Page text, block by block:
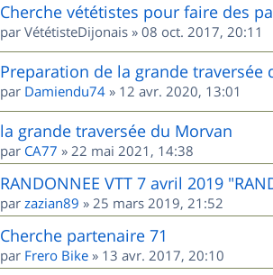
Cherche vététistes pour faire des
par VététisteDijonais » 08 oct. 2017, 20:11
Preparation de la grande traversée
par Damiendu74 » 12 avr. 2020, 13:01
la grande traversée du Morvan
par CA77 » 22 mai 2021, 14:38
RANDONNEE VTT 7 avril 2019
par zazian89 » 25 mars 2019, 21:52
Cherche partenaire 71
par Frero Bike » 13 avr. 2017, 20:10